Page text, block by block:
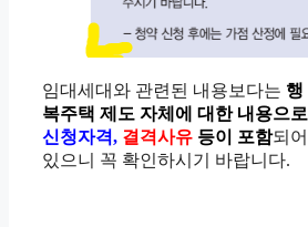
임대세대와 관련된 내용보다는 행
복주택 제도 자체에 대한 내용으로
신청자격, 결격사유 등이 포함되어
있으니 꼭 확인하시기 바랍니다.